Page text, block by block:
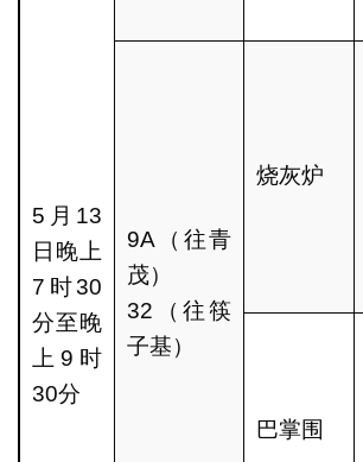
5月13
日晚上
7时30
分至晚
上9时
30分
9A（往青
茂）
32（往筷
子基）
烧灰炉
巴掌围